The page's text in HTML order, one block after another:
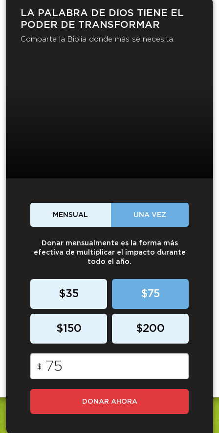
LA PALABRA DE DIOS TIENE EL
PODER DE TRANSFORMAR​
Comparte la Biblia donde más se necesita.
MENSUAL UNA VEZ
Donar mensualmente es la forma más
efectiva de multiplicar el impacto durante
todo el año.
$35 $75
$150 $200
$
DONAR AHORA